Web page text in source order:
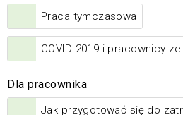
Praca tymczasowa
COVID-2019 i pracownicy
Dla pracownika
Jak przygotować się do